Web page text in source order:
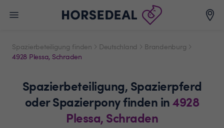
Spazierbeteiligung finden Deutschland
Brandenburg
4928 Plessa, Schraden
Spazierbeteiligung, Spazierpferd
oder Spazierponyfinden in4928
Plessa, Schraden